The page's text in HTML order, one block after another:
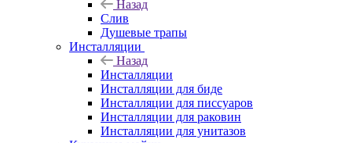
Назад
Слив
Душевые трапы
Инсталляции
Назад
Инсталляции
Инсталляции для биде
Инсталляции для писсуаров
Инсталляции для раковин
Инсталляции для унитазов